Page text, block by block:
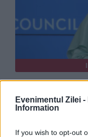
Evenimentul Zilei -
Information
If you wish to opt-out
anchetată